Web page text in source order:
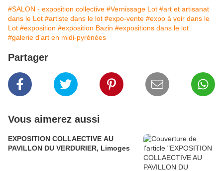
#SALON - exposition collective #Vernissage Lot #art et artisanat
dans le Lot #artiste dans le lot #expo-vente #expo à voir dans le
Lot #exposition #exposition Bazin #expositions dans le lot
#galerie d'art en midi-pyrénées
Partager
Vous aimerez aussi
EXPOSITION COLLAECTIVE AU
PAVILLON DU VERDURIER, Limoges